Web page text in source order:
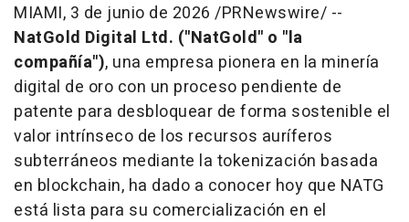
MIAMI, 3 de junio de 2026 /PRNewswire/ --
NatGold Digital Ltd. ("NatGold" o "la
compañía"), una empresa pionera en la minería
digital de oro con un proceso pendiente de
patente para desbloquear de forma sostenible el
valor intrínseco de los recursos auríferos
subterráneos mediante la tokenización basada
en blockchain, ha dado a conocer hoy que NATG
está lista para su comercialización en el